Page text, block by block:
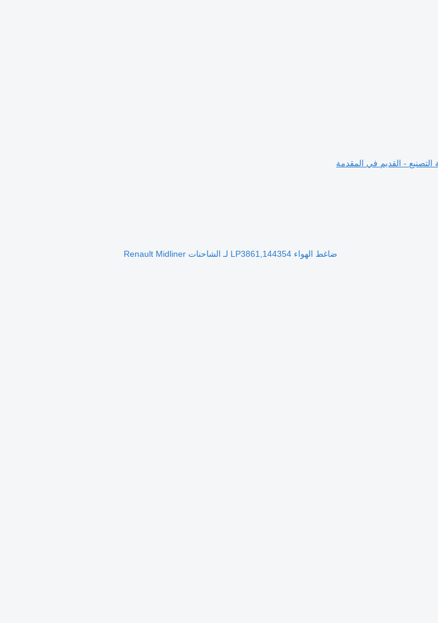
التصنيع - القديم في المقدمة
ضاغط الهواء LP3861,144354 لـ الشاحنات Renault Midliner